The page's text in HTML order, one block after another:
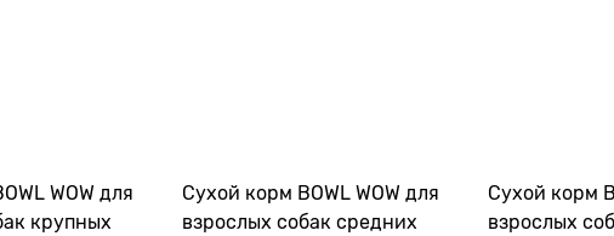
WOW для
крупных
Сухой корм BOWL WOW для
взрослых собак средних
Сухой корм
взрослых